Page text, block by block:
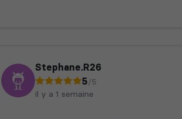
Stephane.R26
5/5
il y a 1 semaine